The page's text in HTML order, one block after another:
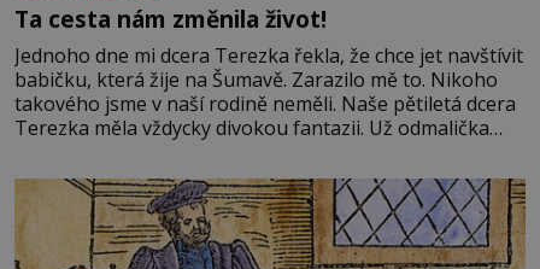
Ta cesta nám změnila život!
Jednoho dne mi dcera Terezka řekla, že chce jet navštívit
babičku, která žije na Šumavě. Zarazilo mě to. Nikoho
takového jsme v naší rodině neměli. Naše pětiletá dcera
Terezka měla vždycky divokou fantazii. Už odmalička
zdálo o jednorožcích, krásných princeznách, statečných
rytířích a létajících dracích.